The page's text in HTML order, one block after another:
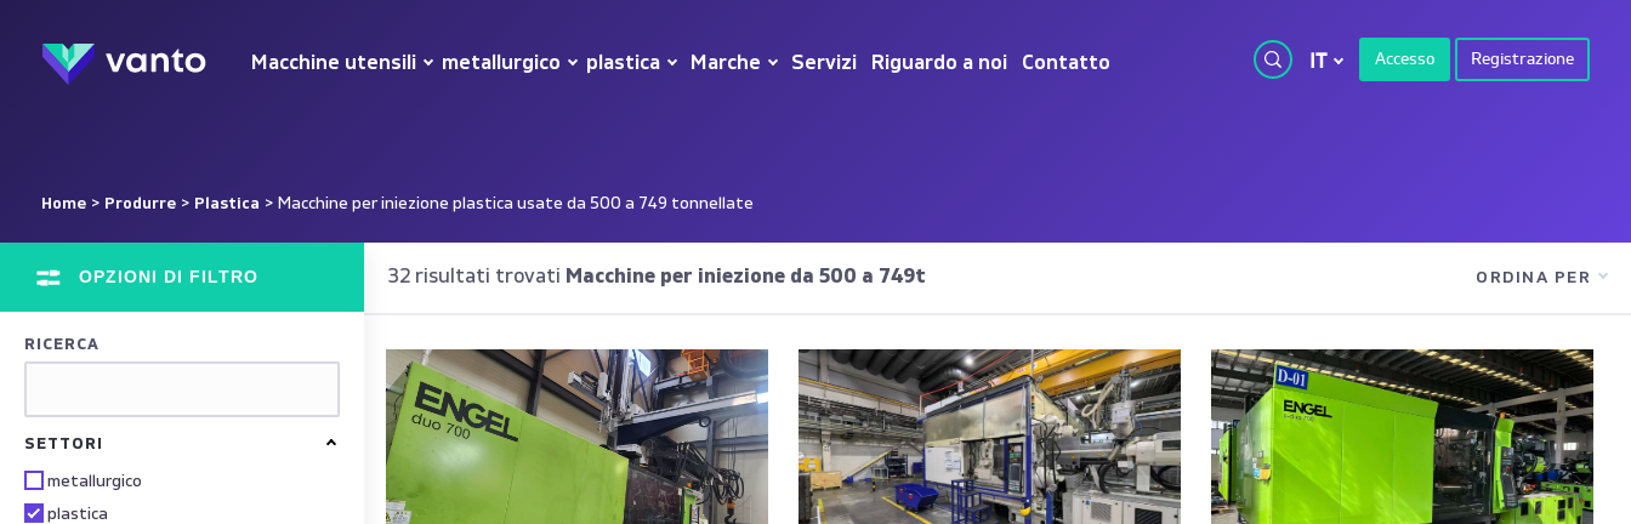
Macchine utensili metallurgico plastica Marche Servizi Riguardo a noi Contatto IT Accesso Registrazione
Home > Produrre > Plastica > Macchine per iniezione plastica usate da 500 a 749 tonnellate
OPZIONI DI FILTRO
RICERCA
SETTORI
metallurgico
plastica
32 risultati trovati Macchine per iniezione da 500 a 749t ORDINA PER